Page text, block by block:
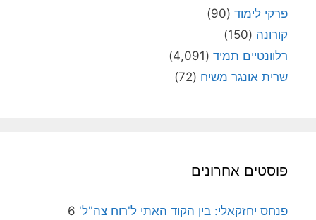
פרקי לימוד (90)
קורונה (150)
רלוונטיים תמיד (4,091)
שרית אונגר משיח (72)
פוסטים אחרונים
פנחס יחזקאלי: בין הקוד האתי ל'רוח צה"ל' 6